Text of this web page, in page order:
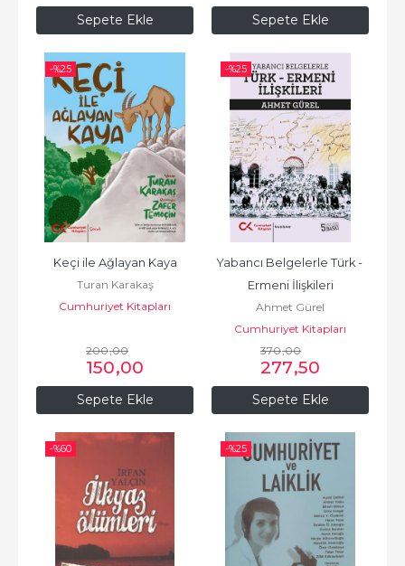
Sepete Ekle Sepete Ekle
-%25
Sepete Ekle
Keçi ile Ağlayan Kaya
Turan Karakaş
Cumhuriyet Kitapları
200,00
150,00
-%25
Sepete Ekle
Yabancı Belgelerle Türk -
Ermeni İlişkileri
Ahmet Gürel
Cumhuriyet Kitapları
370,00
277,50
-%60 -%25